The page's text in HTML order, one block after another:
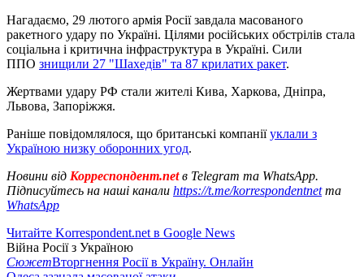
Нагадаємо, 29 лютого армія Росії завдала масованого
ракетного удару по Україні. Цілями російських обстрілів стала
соціальна і критична інфраструктура в Україні. Сили
ППО знищили 27 "Шахедів" та 87 крилатих ракет.
Жертвами удару РФ стали жителі Кива, Харкова, Дніпра,
Львова, Запоріжжя.
Раніше повідомлялося, що британські компаніїуклали з
Україною низку оборонних угод.
Новини від Корреспондент.netв Telegram та WhatsApp.
Підписуйтесь на наші канали https://t.me/korrespondentnetта
WhatsApp
Читайте Korrespondent.net в Google News
Війна Росії з Україною
СюжетВторгнення Росії в Україну. Онлайн